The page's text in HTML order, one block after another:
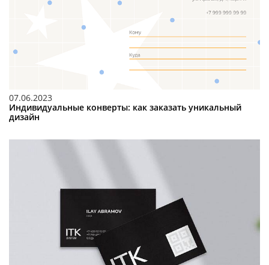
07.06.2023
Индивидуальные конверты: как заказать уникальный
дизайн